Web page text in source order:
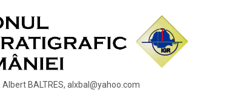
Albert BALTRES, alxbal@yahoo.com